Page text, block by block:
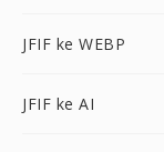
JFIF ke WEBP
JFIF ke AI